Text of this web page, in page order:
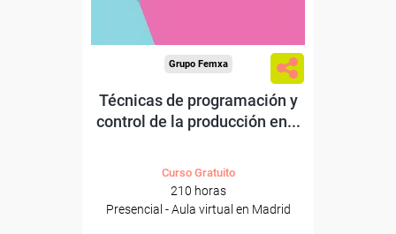
Grupo Femxa
Técnicas de programación y
control de la producción en...
Curso Gratuito
210 horas
Presencial - Aula virtual en Madrid